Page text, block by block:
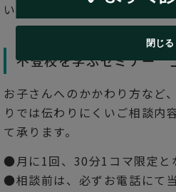
い。
不登校を学ぶセミナー
お子さんへのかかわり方など
りでは伝わりにくいご相談内
て承ります。
●月に1回、30分1コマ限定と
●相談前は、必ずお電話にて
閉じる